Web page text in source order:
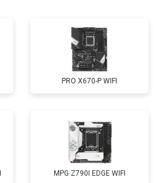
PRO X670-P WIFI
MPG Z790I EDGE WIFI